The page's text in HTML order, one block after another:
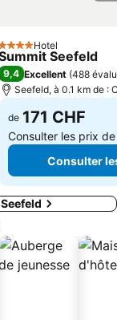
Seefeld-Rosshütte
4 ÉtoilesHotel
Seefeld
9,4 Excellent (488
Seefeld, à 0.1 km de :
de 171 CHF
Consulter les prix
Consulter